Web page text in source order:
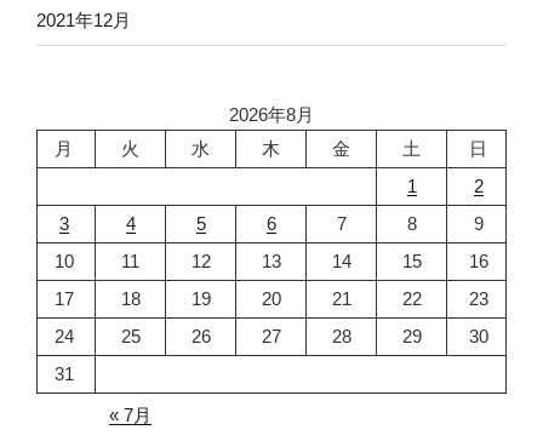
2021年12月
2026年8月
月
火 水 木 金 土
日
1
2
3
4 5 6 7 8
9
10
11 12 13 14 15
16
17
18 19 20 21 22
23
24
25 26 27 28 29
30
31
« 7月